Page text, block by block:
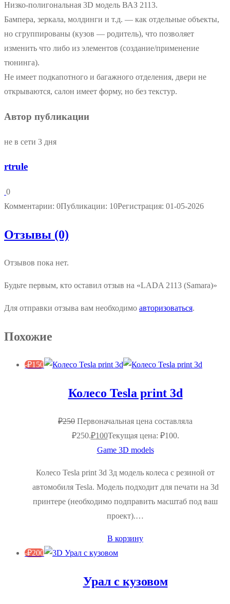
Низко-полигональная 3D модель ВАЗ 2113.
Бампера, зеркала, молдинги и т.д. — как отдельные объекты,
но сгруппированы (кузов — родитель), что позволяет
изменить что либо из элементов (создание/применение
тюнинга).
Не имеет подкапотного и багажного отделения, двери не
открываются, салон имеет форму, но без текстур.
Автор публикации
не в сети 3 дня
rtrule
0
Комментарии: 0Публикации: 10Регистрация: 01-05-2026
Отзывы (0)
Отзывов пока нет.
Будьте первым, кто оставил отзыв на «LADA 2113 (Samara)»
Для отправки отзыва вам необходимо авторизоваться.
Похожие
-₽150
Колесо Tesla print 3d
₽250 Первоначальная цена составляла
₽250.₽100Текущая цена: ₽100.
Game 3D models
Колесо Tesla print 3d 3д модель колеса с резиной от
автомобиля Tesla. Модель подходит для печати на 3d
принтере (необходимо подправить масштаб под ваш
проект).…
В корзину
-₽200
Урал с кузовом